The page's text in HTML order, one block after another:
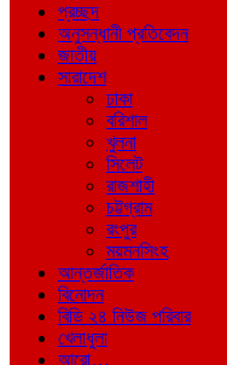
প্রচ্ছদ
অনুসন্ধানী প্রতিবেদন
জাতীয়
সারাদেশ
ঢাকা
বরিশাল
খুলনা
সিলেট
রাজশাহী
চট্টগ্রাম
রংপুর
ময়মনসিংহ
আন্তর্জাতিক
বিনোদন
বিডি ২৪ নিউজ পরিবার
খেলাধুলা
আরো…